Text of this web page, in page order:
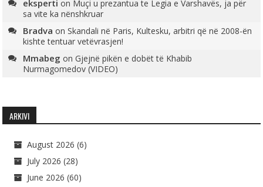
eksperti on Muçi u prezantua te Legia e Varshavës, ja për
sa vite ka nënshkruar
Bradva onSkandali në Paris, Kultesku, arbitri që në 2008-ën
kishte tentuar vetëvrasjen!
Mmabeg onGjejnë pikën e dobët të Khabib
Nurmagomedov (VIDEO)
ARKIVI
August 2026 (6)
July 2026 (28)
June 2026 (60)